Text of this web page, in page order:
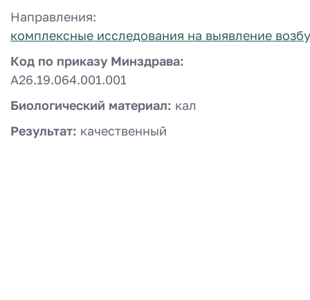
Направления:
комплексные исследования на выявление
Код по приказу Минздрава:
A26.19.064.001.001
Биологический материал: кал
Результат: качественный